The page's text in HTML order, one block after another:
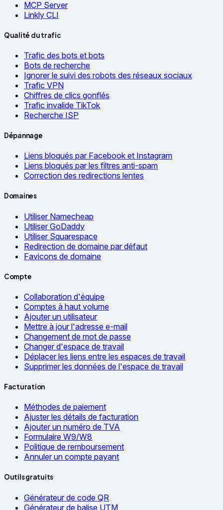
MCP Server
Linkly CLI
Qualité du trafic
Trafic des bots et bots
Bots de recherche
Ignorer le suivi des robots des réseaux sociaux
Trafic VPN
Chiffres de clics gonflés
Trafic invalide TikTok
Recherche ISP
Dépannage
Liens bloqués par Facebook et Instagram
Liens bloqués par les filtres anti-spam
Correction des redirections lentes
Domaines
Utiliser Namecheap
Utiliser GoDaddy
Utiliser Squarespace
Redirection de domaine par défaut
Favicons de domaine
Compte
Collaboration d'équipe
Comptes à haut volume
Ajouter un utilisateur
Mettre à jour l'adresse e-mail
Changement de mot de passe
Changer d'espace de travail
Déplacer les liens entre les espaces de travail
Supprimer les données de l'espace de travail
Facturation
Méthodes de paiement
Ajuster les détails de facturation
Ajouter un numéro de TVA
Formulaire W9/W8
Politique de remboursement
Annuler un compte payant
Outils gratuits
Générateur de code QR
Générateur de balise UTM